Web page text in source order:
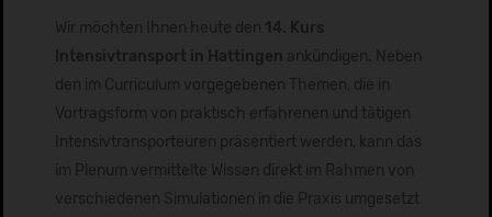
Wir möchten Ihnen heute den
14. Kurs
Intensivtransport in Hattingen ankündigen. Neben
den im Curriculum vorgegebenen Themen, die in
Vortragsform von praktisch erfahrenen und tätigen
Intensivtransporteuren präsentiert werden, kann das
im Plenum vermittelte Wissen direkt im Rahmen von
verschiedenen Simulationen in die Praxis umgesetzt